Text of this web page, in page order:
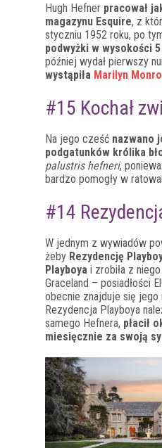
Hugh Hefner pracował
magazynu Esquire, z
styczniu 1952 roku, po
podwyżki w wysokości
później wydał pierwszy
wystąpiła Marilyn
#15 Kochał
Na jego cześć nazwano
podgatunków królika
palustris hefneri,
bardzo pomogły w
#14
W jednym z wywiadów
żeby Rezydencję
Playboya i zrobiła z
Graceland – posiadłości
obecnie znajduje się jego
Rezydencja Playboya
samego Hefnera, płacił
miesięcznie za swoją